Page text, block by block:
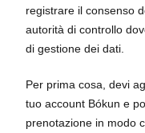
registrare il consenso
autorità di controllo
di gestione dei dati.
Per prima cosa, devi
tuo account Bókun e
prenotazione in modo